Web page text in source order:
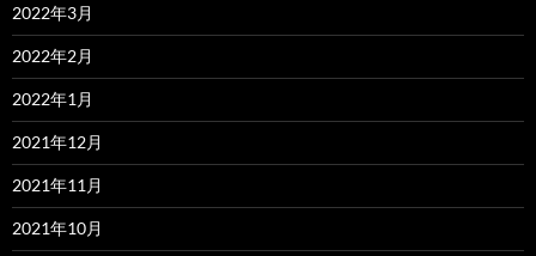
2022年3月
2022年2月
2022年1月
2021年12月
2021年11月
2021年10月